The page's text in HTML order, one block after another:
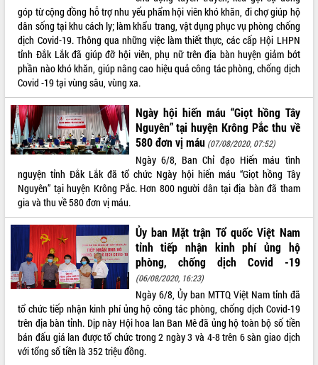
Xây dựng nông thôn mới: Nâng cao đời
sống người dân từ những mô hình thiết
thực
Quyết liệt tháo gỡ vướng mắc, đẩy
nhanh tiến độ các dự án trọng điểm
trong Khu kinh tế Nam Phú Yên
Hòn Yến phát triển du lịch gắn với bảo
tồn biển
Lấy ý kiến điều chỉnh Quy hoạch tỉnh
Đắk Lắk thời kỳ 2021-2030, tầm nhìn
đến năm 2050
Phát động chiến dịch 30 ngày đêm
giải phóng mặt bằng Tuyến đường bộ
ven biển
Đắk Lắk nỗ lực thúc đẩy tăng trưởng
kinh tế từ 10% trở lên trong Quý
II/2026
Đắk Lắk ký kết thỏa thuận hợp tác về
chuyển đổi số giai đoạn 2026 – 2030
Việt Nam
Thứ trưởng Bộ Y tế làm việc với tỉnh
Đắk Lắk về phát triển nhân lực y tế
cho trạm y tế cấp xã
góp từ cộng đồng hỗ trợ nhu yếu phẩm hội viên khó khăn, đi chợ giúp hộ
dân sống tại khu cách ly; làm khẩu trang, vật dụng phục vụ phòng chống
dịch Covid-19. Thông qua những việc làm thiết thực, các cấp Hội LHPN
tỉnh Đắk Lắk đã giúp đỡ hội viên, phụ nữ trên địa bàn huyện giảm bớt
phần nào khó khăn, giúp nâng cao hiệu quả công tác phòng, chống dịch
Covid -19 tại vùng sâu, vùng xa.
Ngày hội hiến máu “Giọt hồng Tây
Nguyên” tại huyện Krông Pắc thu về
580 đơn vị máu (07/08/2020, 07:52)
Ngày 6/8, Ban Chỉ đạo Hiến máu tình
nguyện tỉnh Đắk Lắk đã tổ chức Ngày hội hiến máu “Giọt hồng Tây
Nguyên” tại huyện Krông Pắc. Hơn 800 người dân tại địa bàn đã tham
gia và thu về 580 đơn vị máu.
Ủy ban Mặt trận Tổ quốc Việt Nam
tỉnh tiếp nhận kinh phí ủng hộ
phòng, chống dịch Covid -19
(06/08/2020, 16:23)
Ngày 6/8, Ủy ban MTTQ Việt Nam tỉnh đã
tổ chức tiếp nhận kinh phí ủng hộ công tác phòng, chống dịch Covid-19
trên địa bàn tỉnh. Dịp này Hội hoa lan Ban Mê đã ủng hộ toàn bộ số tiền
bán đấu giá lan được tổ chức trong 2 ngày 3 và 4-8 trên 6 sàn giao dịch
với tổng số tiền là 352 triệu đồng.